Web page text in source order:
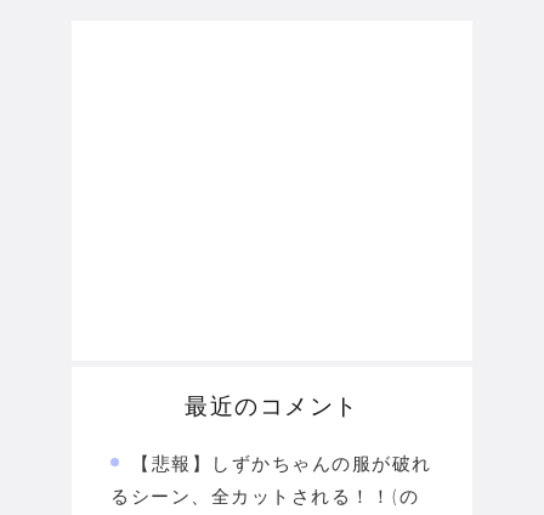
最近のコメント
【悲報】しずかちゃんの服が破れ
るシーン、全カットされる！！(の